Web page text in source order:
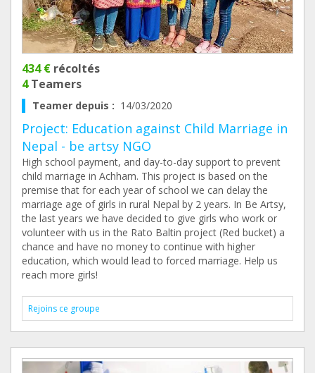
434 € récoltés
4Teamers
Teamer depuis : 14/03/2020
Project: Education against Child Marriage in
Nepal - be artsy NGO
High school payment, and day-to-day support to prevent
child marriage in Achham. This project is based on the
premise that for each year of school we can delay the
marriage age of girls in rural Nepal by 2 years. In Be Artsy,
the last years we have decided to give girls who work or
volunteer with us in the Rato Baltin project (Red bucket) a
chance and have no money to continue with higher
education, which would lead to forced marriage. Help us
reach more girls!
Rejoins ce groupe